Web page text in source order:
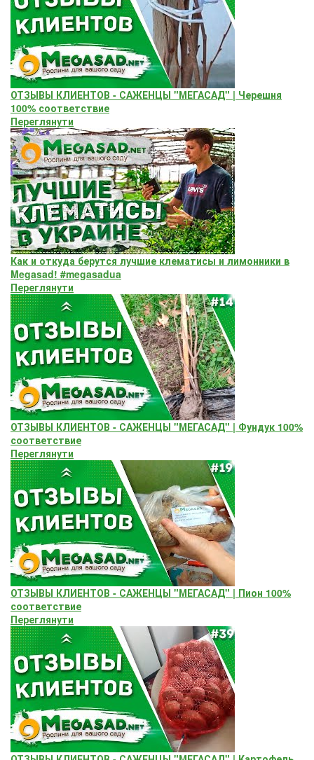
ОТЗЫВЫ КЛИЕНТОВ - САЖЕНЦЫ "МЕГАСАД" | Черешня
100% соответствие
Переглянути
Как и откуда берутся лучшие клематисы и лимонники в
Megasad! #megasadua
Переглянути
ОТЗЫВЫ КЛИЕНТОВ - САЖЕНЦЫ "МЕГАСАД" | Фундук 100%
соответствие
Переглянути
ОТЗЫВЫ КЛИЕНТОВ - САЖЕНЦЫ "МЕГАСАД" | Пион 100%
соответствие
Переглянути